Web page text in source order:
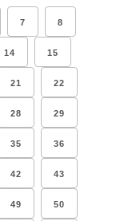
7 8
14 15
21 22
28 29
35 36
42 43
49 50